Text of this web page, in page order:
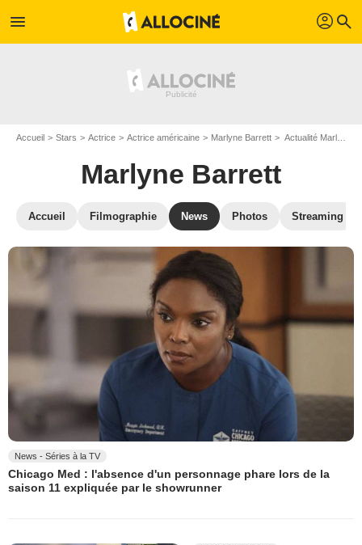
menu profil search
Accueil Stars Actrice Actrice américaine Marlyne Barrett Actualité Marlyne Barrett
Marlyne Barrett
Accueil Filmographie News Photos Streaming
News - Séries à la TV
Chicago Med : l'absence d'un personnage phare lors de la
saison 11 expliquée par le showrunner